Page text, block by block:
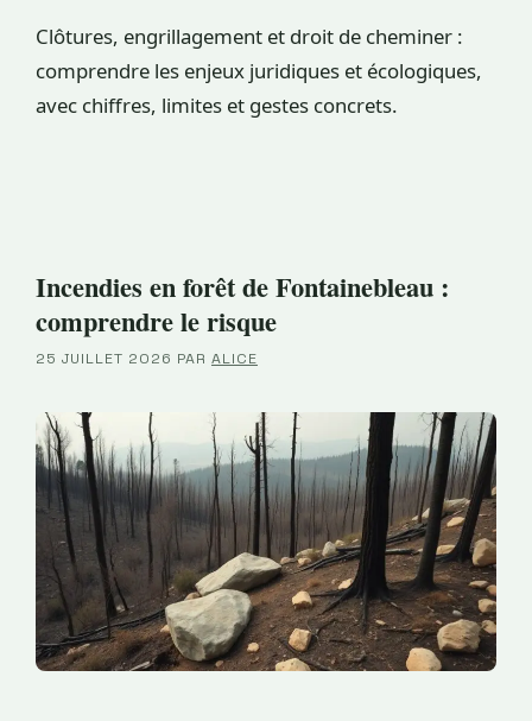
Clôtures, engrillagement et droit de cheminer :
comprendre les enjeux juridiques et écologiques,
avec chiffres, limites et gestes concrets.
Incendies en forêt de Fontainebleau :
comprendre le risque
25 JUILLET 2026 PAR ALICE